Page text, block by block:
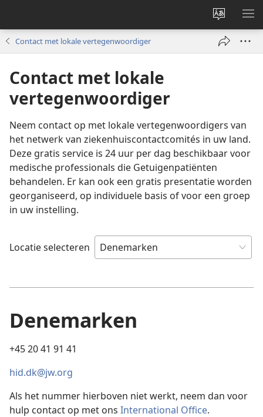
Taal
site
wijzigen
Contact met lokale vertegenwoordiger
Contact met lokale
vertegenwoordiger
Neem contact op met lokale vertegenwoordigers van
het netwerk van ziekenhuiscontactcomités in uw land.
Deze gratis service is 24 uur per dag beschikbaar voor
medische professionals die Getuigenpatiënten
behandelen. Er kan ook een gratis presentatie worden
georganiseerd, op individuele basis of voor een groep
in uw instelling.
Locatie selecteren
Denemarken
+45 20 41 91 41
hid.dk@jw.org
Als het nummer hierboven niet werkt, neem dan voor
hulp contact op met ons International Office.